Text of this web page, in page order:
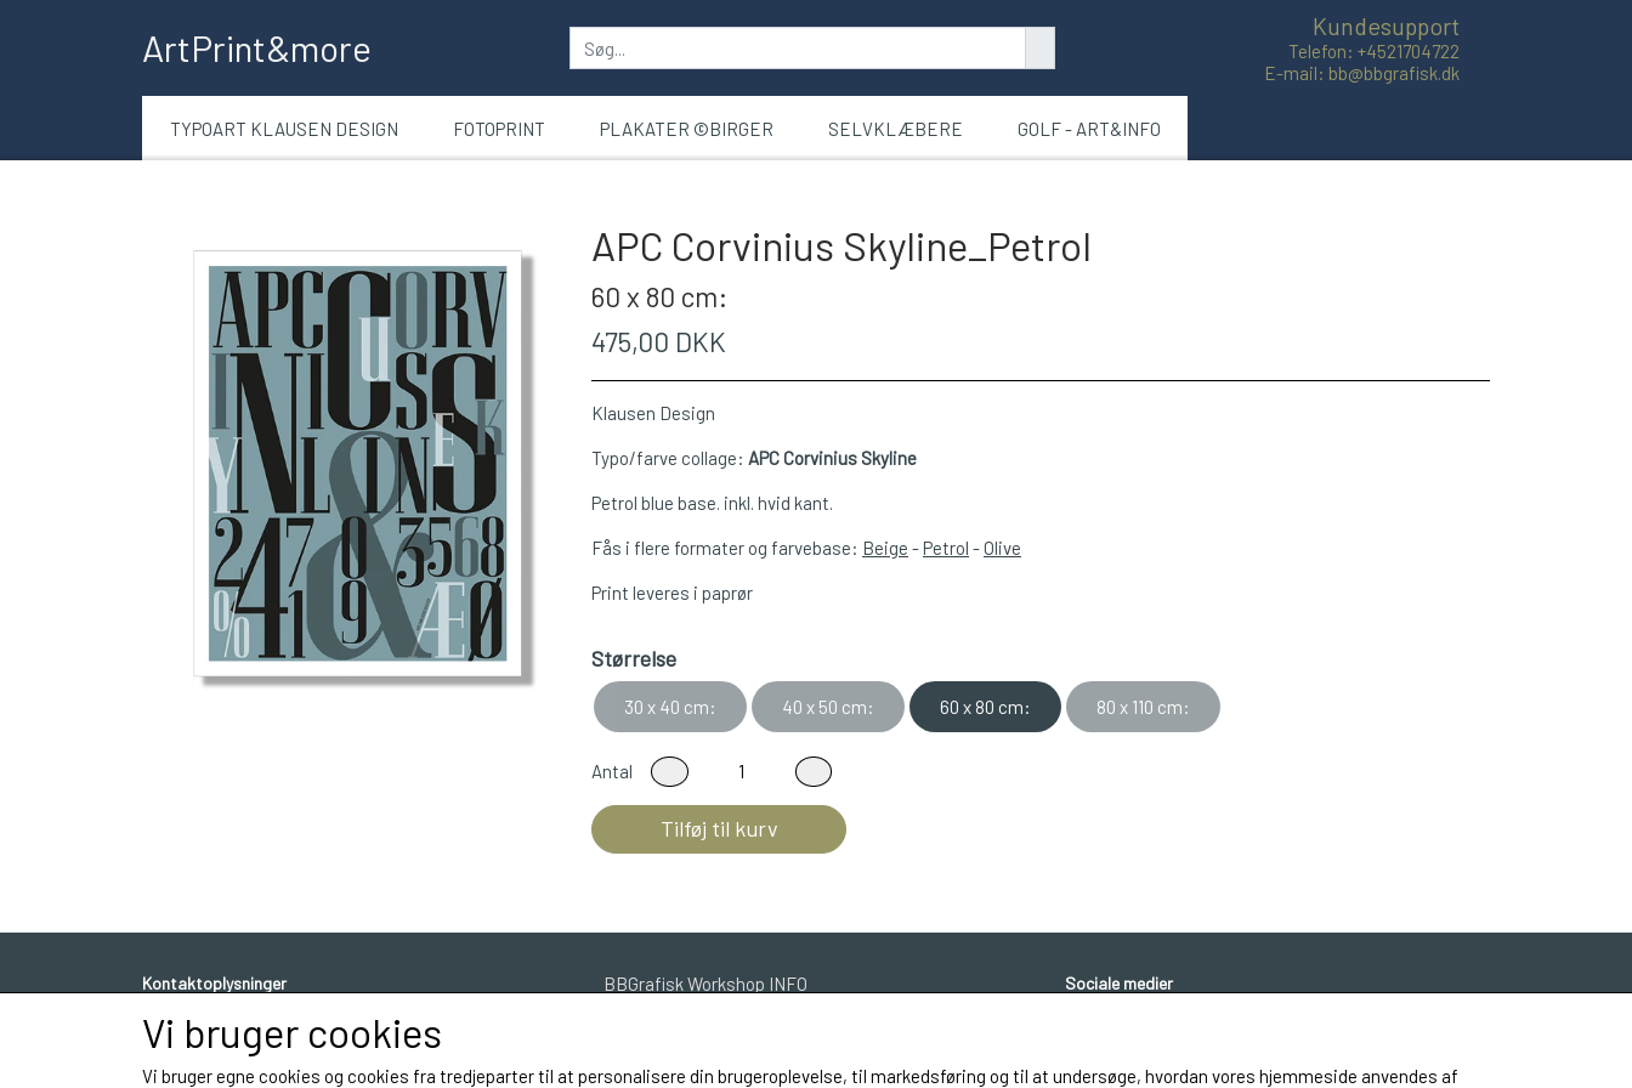
ArtPrint&more Kundesupport
Telefon: +4521704722
E-mail: bb@bbgrafisk.dk
TYPOART KLAUSEN DESIGN FOTOPRINT PLAKATER ©BIRGER SELVKLÆBERE GOLF - ART&INFO
APC Corvinius Skyline_Petrol
60 x 80 cm:
475,00 DKK
Klausen Design
Typo/farve collage: APC Corvinius Skyline
Petrol blue base. inkl. hvid kant.
Fås i flere formater og farvebase: Beige -Petrol -Olive
Print leveres i paprør
Størrelse
30 x 40 cm: 40 x 50 cm: 60 x 80 cm: 80 x 110 cm:
Antal
Tilføj til kurv
Kontaktoplysninger
Tegner Birger Bromann
Sagavej 2
5210 Odense
BBGrafisk Workshop INFO Sociale medier
Vi bruger cookies
Vi bruger egne cookies og cookies fra tredjeparter til at personalisere din brugeroplevelse, til markedsføring og til at undersøge, hvordan vores hjemmeside anvendes af